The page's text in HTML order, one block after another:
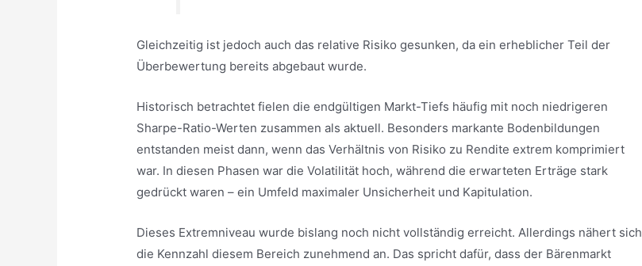
Gleichzeitig ist jedoch auch das relative Risiko gesunken, da ein erheblicher Teil der
Überbewertung bereits abgebaut wurde.
Historisch betrachtet fielen die endgültigen Markt-Tiefs häufig mit noch niedrigeren
Sharpe-Ratio-Werten zusammen als aktuell. Besonders markante Bodenbildungen
entstanden meist dann, wenn das Verhältnis von Risiko zu Rendite extrem komprimiert
war. In diesen Phasen war die Volatilität hoch, während die erwarteten Erträge stark
gedrückt waren – ein Umfeld maximaler Unsicherheit und Kapitulation.
Dieses Extremniveau wurde bislang noch nicht vollständig erreicht. Allerdings nähert sich
die Kennzahl diesem Bereich zunehmend an. Das spricht dafür, dass der Bärenmarkt